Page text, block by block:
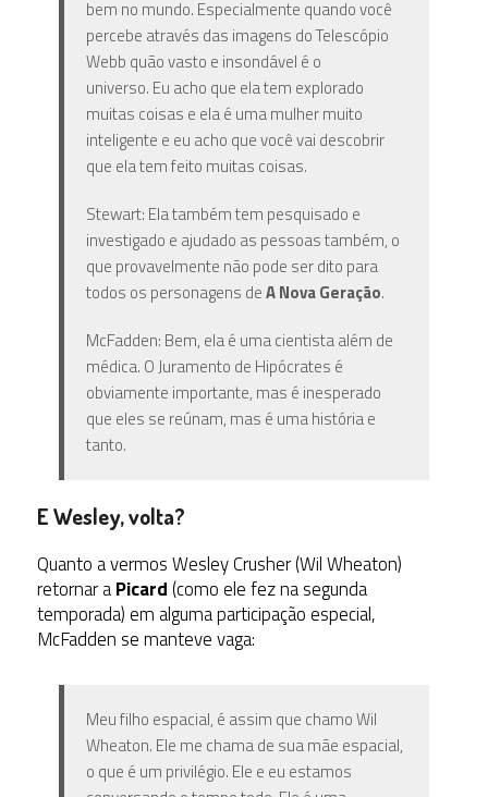
bem no mundo. Especialmente quando você
percebe através das imagens do Telescópio
Webb quão vasto e insondável é o
universo. Eu acho que ela tem explorado
muitas coisas e ela é uma mulher muito
inteligente e eu acho que você vai descobrir
que ela tem feito muitas coisas.
Stewart: Ela também tem pesquisado e
investigado e ajudado as pessoas também, o
que provavelmente não pode ser dito para
todos os personagens deA Nova Geração.
McFadden: Bem, ela é uma cientista além de
médica. O Juramento de Hipócrates é
obviamente importante, mas é inesperado
que eles se reúnam, mas é uma história e
tanto.
E Wesley, volta?
Quanto a vermos Wesley Crusher (Wil Wheaton)
retornar aPicard (como ele fez na segunda
temporada) em alguma participação especial,
McFadden se manteve vaga:
Meu filho espacial, é assim que chamo Wil
Wheaton. Ele me chama de sua mãe espacial,
o que é um privilégio. Ele e eu estamos